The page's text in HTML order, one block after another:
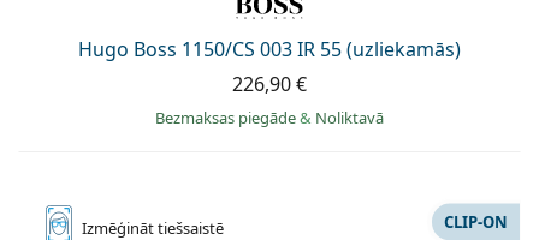
Hugo Boss 1150/CS 003 IR 55 (uzliekamās)
226,90 €
Bezmaksas piegāde& Noliktavā
Izmēģināttiešsaistē CLIP-ON